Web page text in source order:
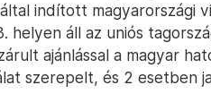
indított magyarországi
helyen áll az uniós
ajánlással a magyar
szerepelt, és 2 esetben